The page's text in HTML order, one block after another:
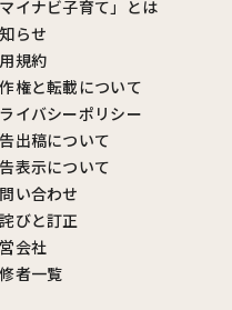
マイナビ子育て」とは
らせ
規約
権と転載について
イバシーポリシー
出稿について
表示について
い合わせ
びと訂正
会社
者一覧